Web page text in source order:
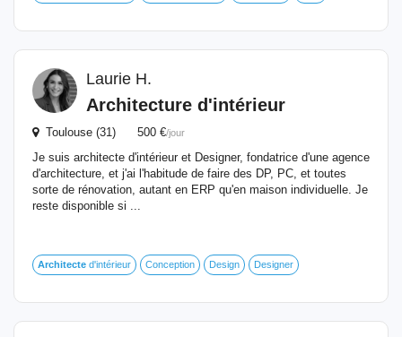
Laurie H.
Architecture d'intérieur
Toulouse (31) 500 €/jour
Je suis architecte d'intérieur et Designer, fondatrice d'une agence
d'architecture, et j'ai l'habitude de faire des DP, PC, et toutes
sorte de rénovation, autant en ERP qu'en maison individuelle. Je
reste disponible si ...
Architecte d'intérieur Conception Design Designer